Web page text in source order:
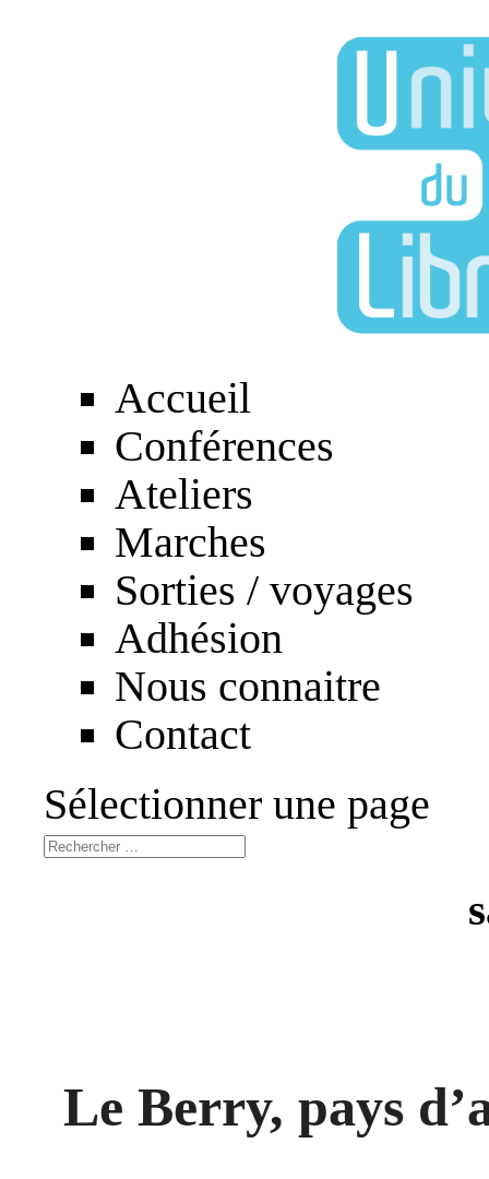
Accueil
Conférences
Ateliers
Marches
Sorties / voyages
Adhésion
Nous connaitre
Contact
Sélectionner une page
Le Berry, pays